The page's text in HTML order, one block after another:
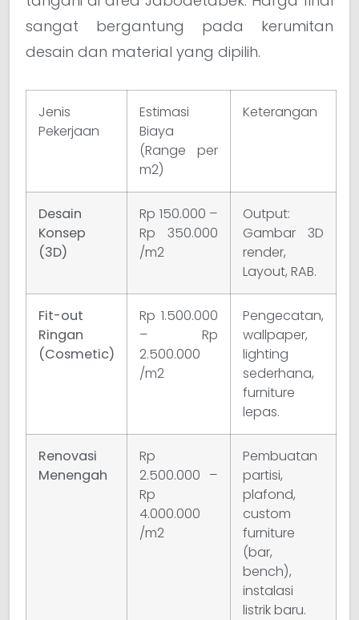
sangat bergantung pada kerumitan
desain dan material yang dipilih.
Jenis
Pekerjaan
Estimasi
Biaya
(Range per
m2)
Keterangan
Desain
Konsep
(3D)
Rp 150.000 –
Rp 350.000
/m2
Output:
Gambar 3D
render,
Layout, RAB.
Fit-out
Ringan
(Cosmetic)
Rp 1.500.000
– Rp
2.500.000
/m2
Pengecatan,
wallpaper,
lighting
sederhana,
furniture
lepas.
Renovasi
Menengah
Rp
2.500.000 –
Rp
4.000.000
/m2
Pembuatan
partisi,
plafond,
custom
furniture
(bar,
bench),
instalasi
listrik baru.